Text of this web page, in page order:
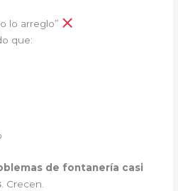
lo arreglo”
que:
de fontanería casi
. Crecen.